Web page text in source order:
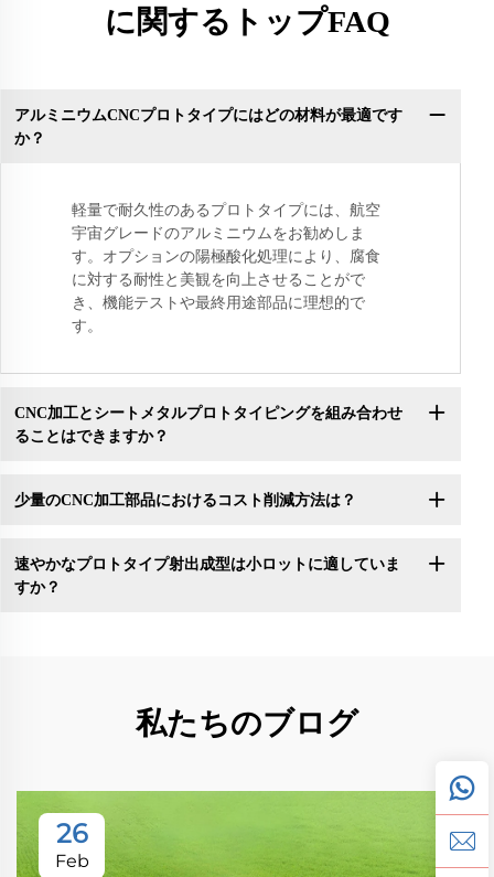
に関するトップFAQ
アルミニウムCNCプロトタイプにはどの材料が最適です
か？
軽量で耐久性のあるプロトタイプには、航空
宇宙グレードのアルミニウムをお勧めしま
す。オプションの陽極酸化処理により、腐食
に対する耐性と美観を向上させることがで
き、機能テストや最終用途部品に理想的で
す。
CNC加工とシートメタルプロトタイピングを組み合わせ
ることはできますか？
少量のCNC加工部品におけるコスト削減方法は？
速やかなプロトタイプ射出成型は小ロットに適していま
すか？
私たちのブログ
26
Feb